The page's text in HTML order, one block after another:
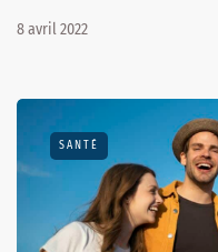
8 avril 2022
SANTÉ